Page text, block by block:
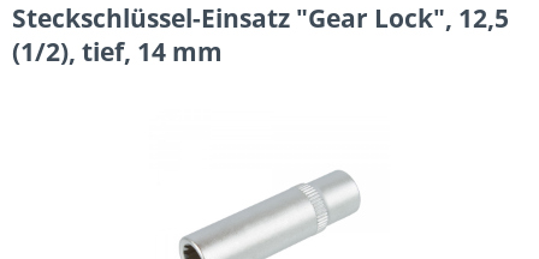
Steckschlüssel-Einsatz "Gear Lock", 12,5
(1/2), tief, 14 mm